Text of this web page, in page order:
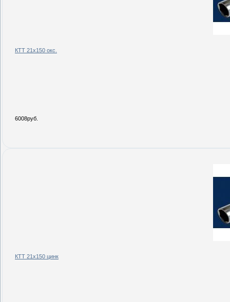
КТТ 21х150 окс.
6008руб.
КТТ 21х150 цинк